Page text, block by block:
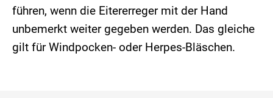
führen, wenn die Eitererreger mit der Hand
unbemerkt weiter gegeben werden. Das gleiche
gilt für Windpocken- oder Herpes-Bläschen.